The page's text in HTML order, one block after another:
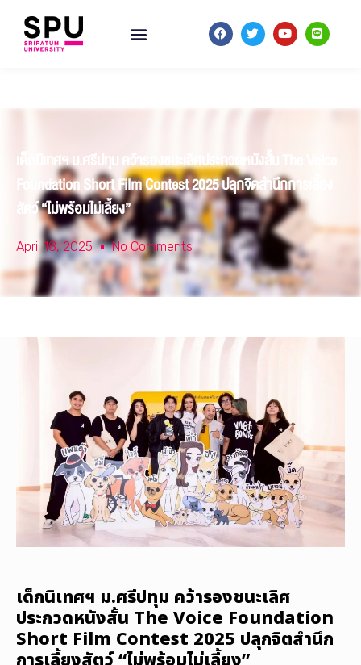
เด็กนิเทศฯ ม.ศรีปทุม คว้ารองชนะเลิศประกวดหนังสั้น The Voice
Foundation Short Film Contest 2025 ปลุกจิตสำนึกการเลี้ยง
สัตว์ “ไม่พร้อมไม่เลี้ยง”
April 18, 2025 No Comments
เด็กนิเทศฯ ม.ศรีปทุม คว้ารองชนะเลิศ
ประกวดหนังสั้น The Voice Foundation
Short Film Contest 2025 ปลุกจิตสำนึก